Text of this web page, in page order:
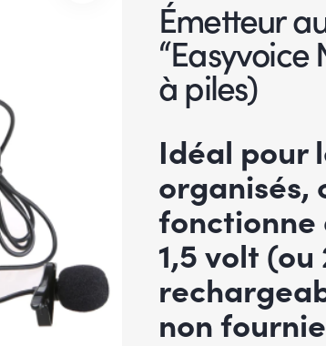
Émetteur
“Easyvoice
à piles)
Idéal pour
organisés,
fonctionne
1,5 volt
non